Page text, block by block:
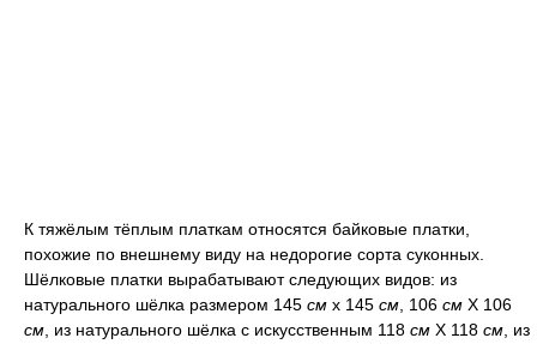
К тяжёлым тёплым платкам относятся байковые платки,
похожие по внешнему виду на недорогие сорта суконных.
Шёлковые платки вырабатывают следующих видов: из
натурального шёлка размером 145 см х 145 см , 106 см X 106
см , из натурального шёлка с искусственным 118 см Х 118 см , из